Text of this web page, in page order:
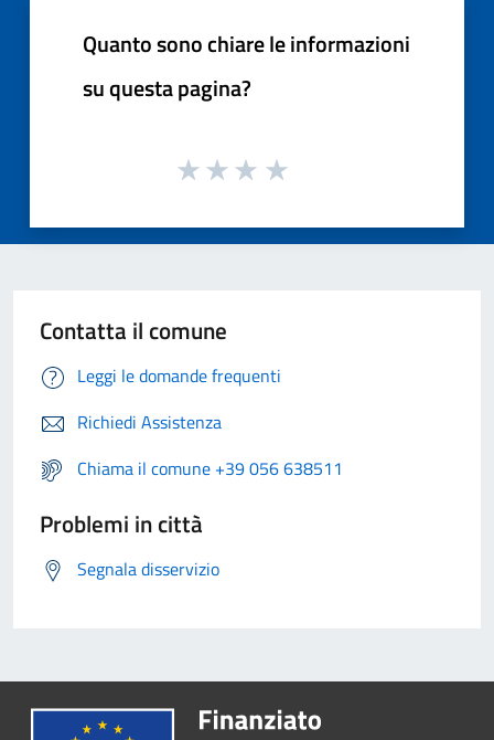
Quanto sono chiare le informazioni
su questa pagina?
Contatta il comune
Leggi le domande frequenti
Richiedi Assistenza
Chiama il comune +39 056 638511
Problemi in città
Segnala disservizio